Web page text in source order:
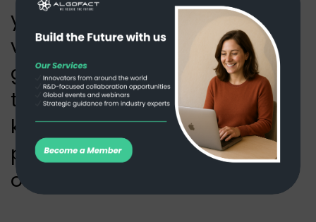
yönetebilmek için güçlü bir
veri yönetişimi çerçevesi
gereklidir. Çözüm: Veri
toplama, saklama ve
kullanımına yönelik net
politika ve prosedürler
oluşturun.